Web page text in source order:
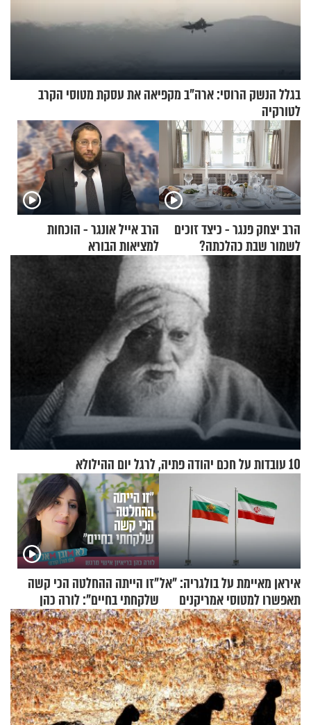
בגלל הנשק הרוסי: ארה"ב מקפיאה את עסקת מטוסי הקרב
לטורקיה
הרב יצחק פנגר - כיצד זוכים
לשמור שבת כהלכתה?
הרב אייל אונגר - הוכחות
למציאות הבורא
10 עובדות על חכם יהודה פתיה, לרגל יום ההילולא
איראן מאיימת על בולגריה: "אל
תאפשרו למטוסי אמריקנים
להמריא מהשטח שלכם"
"זו הייתה ההחלטה הכי קשה
שלקחתי בחיים": לורה כהן
בריאיון אישי מרגש